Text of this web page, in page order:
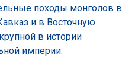
походы монголов в
и в Восточную
в истории
империи.